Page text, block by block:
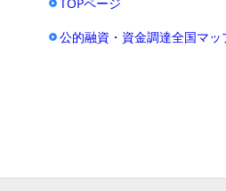
TOPページ
公的融資・資金調達全国マッ